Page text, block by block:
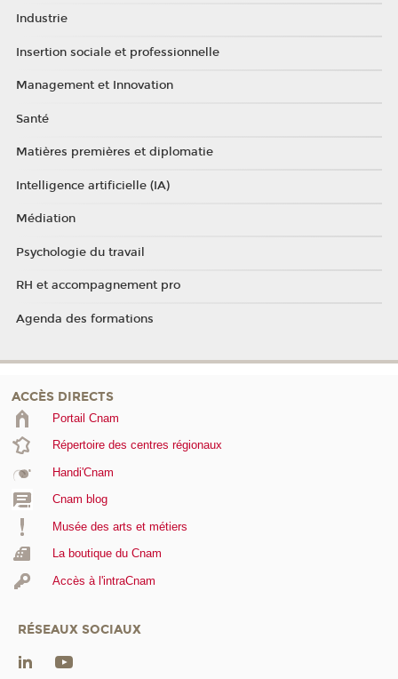
Industrie
Insertion sociale et professionnelle
Management et Innovation
Santé
Matières premières et diplomatie
Intelligence artificielle (IA)
Médiation
Psychologie du travail
RH et accompagnement pro
Agenda des formations
ACCÈS DIRECTS
Portail Cnam
Répertoire des centres régionaux
Handi'Cnam
Cnam blog
Musée des arts et métiers
La boutique du Cnam
Accès à l'intraCnam
RÉSEAUX SOCIAUX